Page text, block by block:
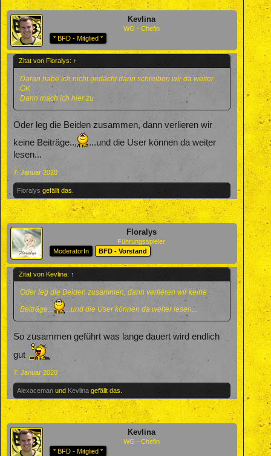
Kevlina
WG - Chefin
* BFD - Mitglied *
Zitat von Floralys: ↑
Daran habe ich nicht gedacht dann schreiben wir da weiter
OK
Dann mach ich hier zu
Oder leg die Beiden zusammen, dann verlieren wir
keine Beiträge...
...und die User können da weiter
lesen...
7. Januar 2020
Floralys gefällt das.
Floralys
Führungsspieler
ModeratorIn
BFD - Vorstand
Zitat von Kevlina: ↑
Oder leg die Beiden zusammen, dann verlieren wir keine
Beiträge...
...und die User können da weiter lesen...
So zusammen geführt was lange dauert wird endlich
gut
7. Januar 2020
Alexaceman und Kevlina gefällt das.
Kevlina
WG - Chefin
* BFD - Mitglied *